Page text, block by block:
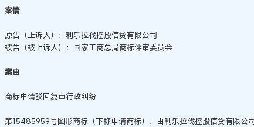
案情
原告（上诉人）：利乐拉伐控股信贷有限公司
被告（被上诉人）：国家工商总局商标评审委员会
案由
商标申请驳回复审行政纠纷
第15485959号图形商标（下称申请商标），由利乐拉伐控股信贷有限公